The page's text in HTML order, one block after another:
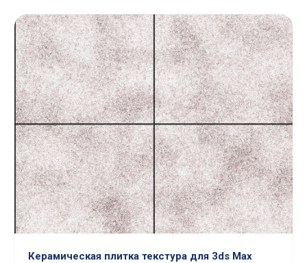
Керамическая плитка текстура для 3ds Max